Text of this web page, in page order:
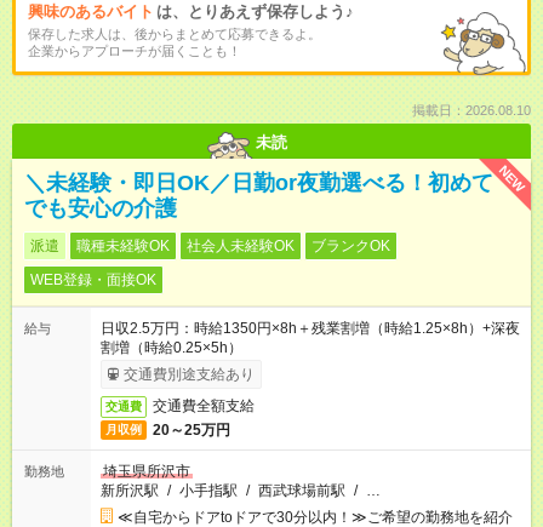
興味のあるバイト は、とりあえず保存しよう♪
保存した求人は、後からまとめて応募できるよ。
企業からアプローチが届くことも！
掲載日：2026.08.10
未読
NEW
＼未経験・即日OK／日勤or夜勤選べる！初めて
でも安心の介護
派遣 職種未経験OK 社会人未経験OK
ブランクOK
WEB登録・面接OK
給与
日収2.5万円：時給1350円×8h＋残業割増（時給1.25×8h）+深夜
割増（時給0.25×5h）
交通費別途支給あり
交通費 交通費全額支給
月収例 20～25万円
勤務地
埼玉県所沢市
新所沢駅 / 小手指駅 / 西武球場前駅 / …
≪自宅からドアtoドアで30分以内！≫ご希望の勤務地を紹介